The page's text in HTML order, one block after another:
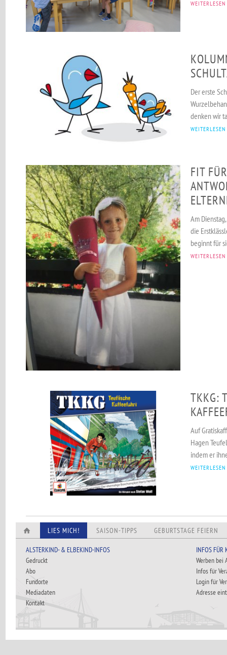
WEITERLESEN
Der erste
denken wir
WEITERLESEN
FIT
Am
die
beginnt für
WEITERLESEN
TKKG:
Auf
Hagen
indem er
WEITERLESEN
LIES MICH! SAISON-TIPPS GEBURTSTAGE FEIERN
ALSTERKIND- & ELBEKIND-INFOS
Gedruckt
Abo
Fundorte
Mediadaten
Kontakt
INFOS FÜR
Werben bei
Infos für
Login für
Adresse